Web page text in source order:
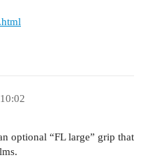
optional “FL large” grip that